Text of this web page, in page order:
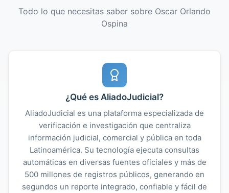
Todo lo que necesitas saber sobre Oscar Orlando
Ospina
¿Qué es AliadoJudicial?
AliadoJudicial es una plataforma especializada de
verificación e investigación que centraliza
información judicial, comercial y pública en toda
Latinoamérica. Su tecnología ejecuta consultas
automáticas en diversas fuentes oficiales y más de
500 millones de registros públicos, generando en
segundos un reporte integrado, confiable y fácil de